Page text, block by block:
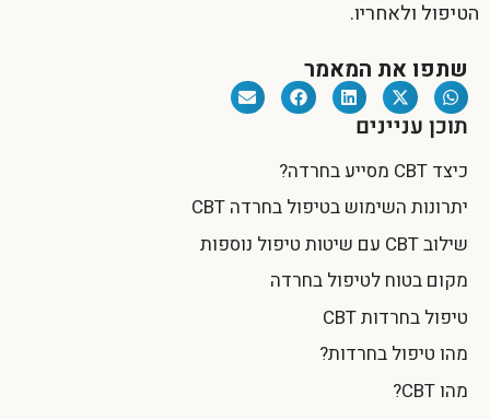
הטיפול ולאחריו.
שתפו את המאמר
תוכן עניינים
כיצד CBT מסייע בחרדה?
יתרונות השימוש בטיפול בחרדה CBT
שילוב CBT עם שיטות טיפול נוספות
מקום בטוח לטיפול בחרדה
טיפול בחרדות CBT
מהו טיפול בחרדות?
מהו CBT?